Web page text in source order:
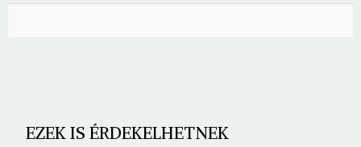
EZEK IS ÉRDEKELHETNEK